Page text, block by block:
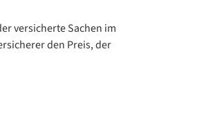
versicherte Sachen im
den Preis, der